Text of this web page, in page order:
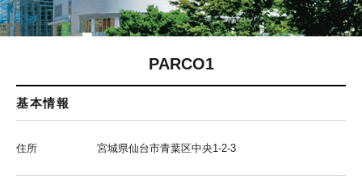
PARCO1
基本情報
住所 宮城県仙台市青葉区中央1-2-3